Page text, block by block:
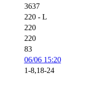
3637
220 - L
220
220
83
06/06 15:20
1-8,18-24